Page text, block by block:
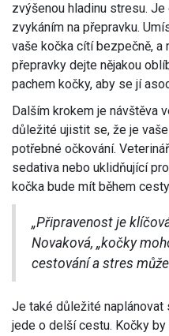
zvýšenou hladinu stresu.
zvykáním na přepravku.
vaše kočka cítí bezpečně, a
přepravky dejte nějakou
pachem kočky, aby se jí
Dalším krokem je návštěva
důležité ujistit se, že je
potřebné očkování.
sedativa nebo uklidňující
kočka bude mít během
„Připravenost je
Novaková, „kočky
cestování a stres
Je také důležité naplánovat
jede o delší cestu. Kočky